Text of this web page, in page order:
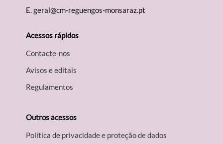
E.geral@cm-reguengos-monsaraz.pt
Acessos rápidos
Contacte-nos
Avisos e editais
Regulamentos
Outros acessos
Política de privacidade e proteção de dados